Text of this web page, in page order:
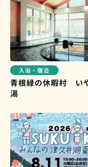
入浴・宿泊
青根緑の休暇村 い
湯